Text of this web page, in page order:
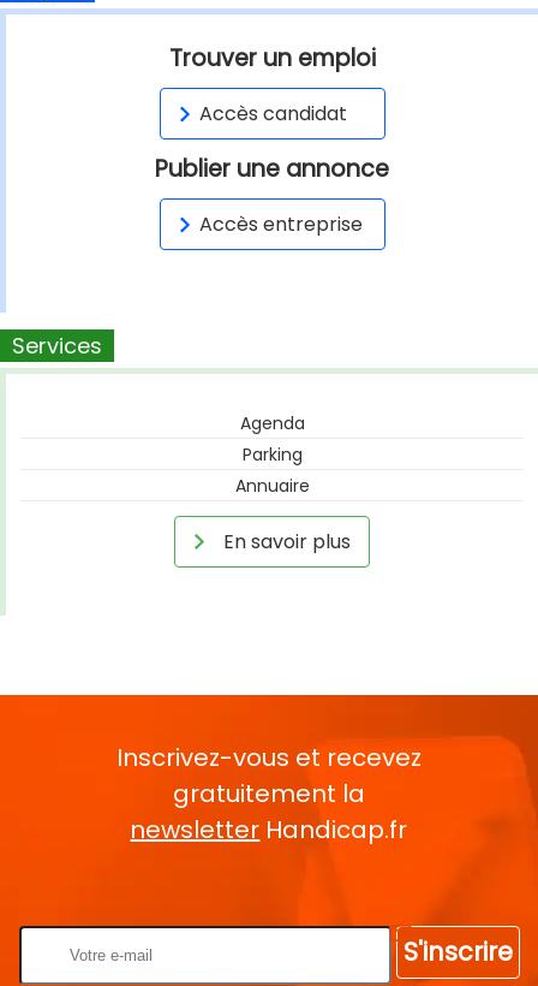
Trouver un emploi
Accès candidat
Publier une annonce
Accès entreprise
Services
Agenda
Parking
Annuaire
En savoir plus
Inscrivez-vous et recevez
gratuitement la
newsletter Handicap.fr
S'inscrire